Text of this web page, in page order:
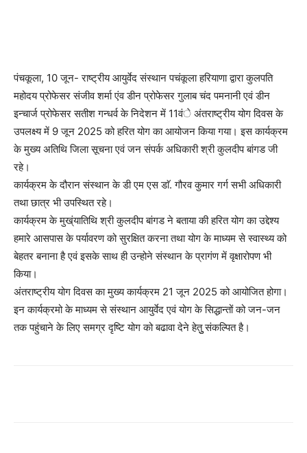
पंचकूला, 10 जून- राष्ट्रीय आयुर्वेद संस्थान पचंकूला हरियाणा द्वारा कुलपति
महोदय प्रोफेसर संजीव शर्मा एंव डीन प्रोफेसर गुलाब चंद पमनानी एवं डीन
इन्चार्ज प्रोफेसर सतीश गन्धर्व के निदेशन में 11वंे अंतराष्ट्रीय योग दिवस के
उपलक्ष्य में 9 जून 2025 को हरित योग का आयोजन किया गया। इस कार्यक्रम
के मुख्य अतिथि जिला सूचना एवं जन संपर्क अधिकारी श्री कुलदीप बांगड जी
रहे।
कार्यक्रम के दौरान संस्थान के डी एम एस डाॅ. गौरव कुमार गर्ग सभी अधिकारी
तथा छात्र भी उपस्थित रहे।
कार्यक्रम के मुख्ंयातिथि श्री कुलदीप बांगड ने बताया की हरित योग का उद्देश्य
हमारे आसपास के पर्यावरण को सुरक्षित करना तथा योग के माध्यम से स्वास्थ्य को
बेहतर बनाना है एवं इसके साथ ही उन्होने संस्थान के प्रागंण में वृक्षारोपण भी
किया।
अंतराष्ट्रीय योग दिवस का मुख्य कार्यक्रम 21 जून 2025 को आयोजित होगा।
इन कार्यक्रमो के माध्यम से संस्थान आयुर्वेद एवं योग के सिद्धान्तों को जन-जन
तक पहुंचाने के लिए समग्र दृष्टि योग को बढावा देने हेतुु संकल्पित है।